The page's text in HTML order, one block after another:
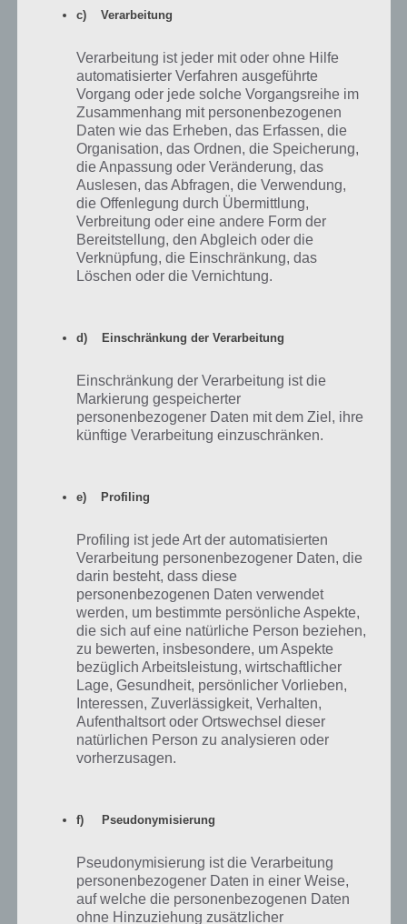
Auch in Akt 2 gibt es wieder fünf Preise. Dieses mal aber nur ein
den Premiumcharakter nicht gegen Donuts erworben hat. Als letzten
Preis gibt es nämlich Tennis Marge abzustauben.
Nachfolgend eine Übersicht der Preise und wieviele Mützen du
hierfür in Simpsons Springfield sammeln musst, um den Preis
freizuschalten.
Alley McBalls
Hindernisdraht 11.900
Bewertung
17.800 Figur
Hindernisbaumstamm 23.800
Verbessert Eitelkeit-
Bewertung
Tennis Marge 30.000
Kostüm für Marge (kann
dann auch beim Tipp-Ball
mitspielen)
Entsprechend müsst ihr täglich 3334 Mützen sammeln. Insgesamt
sind dies ca 160 Fans, die ihr täglich antippen müsst. Mit unserem
oben beschriebenen Trick sollte dies problemlos möglich sein.
c) Verarbeitung
Verarbeitung ist jeder mit oder ohne Hilfe
automatisierter Verfahren ausgeführte
Vorgang oder jede solche Vorgangsreihe im
Zusammenhang mit personenbezogenen
Daten wie das Erheben, das Erfassen, die
Organisation, das Ordnen, die Speicherung,
die Anpassung oder Veränderung, das
Auslesen, das Abfragen, die Verwendung,
die Offenlegung durch Übermittlung,
Verbreitung oder eine andere Form der
Bereitstellung, den Abgleich oder die
Verknüpfung, die Einschränkung, das
Löschen oder die Vernichtung.
d) Einschränkung der Verarbeitung
Einschränkung der Verarbeitung ist die
Markierung gespeicherter
personenbezogener Daten mit dem Ziel, ihre
künftige Verarbeitung einzuschränken.
e) Profiling
Profiling ist jede Art der automatisierten
Verarbeitung personenbezogener Daten, die
darin besteht, dass diese
personenbezogenen Daten verwendet
werden, um bestimmte persönliche Aspekte,
die sich auf eine natürliche Person beziehen,
zu bewerten, insbesondere, um Aspekte
bezüglich Arbeitsleistung, wirtschaftlicher
Lage, Gesundheit, persönlicher Vorlieben,
Interessen, Zuverlässigkeit, Verhalten,
Aufenthaltsort oder Ortswechsel dieser
natürlichen Person zu analysieren oder
vorherzusagen.
f) Pseudonymisierung
Pseudonymisierung ist die Verarbeitung
personenbezogener Daten in einer Weise,
auf welche die personenbezogenen Daten
ohne Hinzuziehung zusätzlicher